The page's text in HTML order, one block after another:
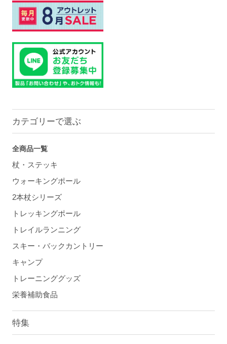
カテゴリーで選ぶ
全商品一覧
杖・ステッキ
ウォーキングポール
2本杖シリーズ
トレッキングポール
トレイルランニング
スキー・バックカントリー
キャンプ
トレーニンググッズ
栄養補助食品
特集